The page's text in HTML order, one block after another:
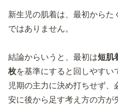
新生児の肌着は、最初から
ではありません。
結論からいうと、最初は短肌
枚を基準にすると回しやすい
児期の主力に決め打ちせず、
安に後から足す考え方の方が